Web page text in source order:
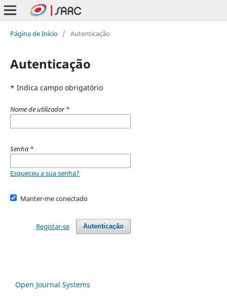
Página de Início / Autenticação
Autenticação
* Indica campo obrigatório
Nome de utilizador*
Senha *
Esqueceu a sua senha?
Manter-me conectado
Autenticação
Registar-se
Open Journal Systems